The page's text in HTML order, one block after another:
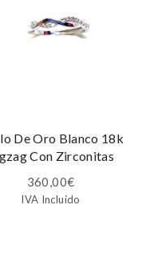
De Oro Blanco 18k
Con Zirconitas
360,00€
IVA Incluido